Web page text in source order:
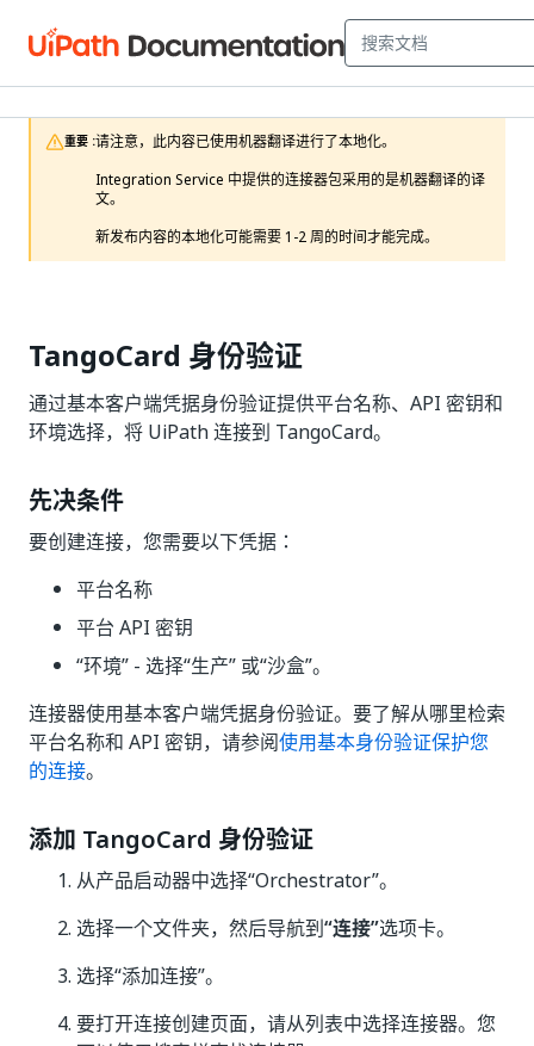
重要 :请注意，此内容已使用机器翻译进行了本地化。
Integration Service 中提供的连接器包采用的是机器翻译的译
文。
新发布内容的本地化可能需要 1-2 周的时间才能完成。
TangoCard 身份验证
通过基本客户端凭据身份验证提供平台名称、API 密钥和
环境选择，将 UiPath 连接到 TangoCard。
先决条件
要创建连接，您需要以下凭据：
平台名称
平台 API 密钥
“环境” - 选择“生产” 或“沙盒”。
连接器使用基本客户端凭据身份验证。要了解从哪里检索
平台名称和 API 密钥，请参阅使用基本身份验证保护您
的连接。
添加 TangoCard 身份验证
从产品启动器中选择“Orchestrator”。
选择一个文件夹，然后导航到“连接”选项卡。
选择“添加连接”。
要打开连接创建页面，请从列表中选择连接器。您